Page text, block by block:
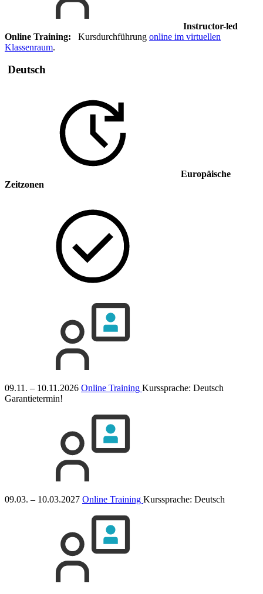
Instructor-led
Online Training: Kursdurchführung online im virtuellen
Klassenraum.
Deutsch
Europäische
Zeitzonen
09.11. – 10.11.2026 Online Training Kurssprache: Deutsch
Garantietermin!
09.03. – 10.03.2027 Online Training Kurssprache: Deutsch